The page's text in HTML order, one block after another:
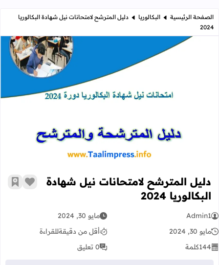
الصفحة الرئيسية البكالوريا
دليل المترشح لامتحانات نيل شهادة البكالوريا
2024
دليل المترشح لامتحانات نيل شهادة
البكالوريا 2024
زر أضف
Admin1
مايو 30, 2024
مايو 30, 2024
أقل من دقيقةللقراءة
144كلمة 0 تعليق